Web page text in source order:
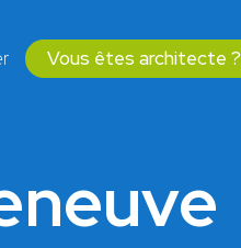
Vous êtes architecte ?